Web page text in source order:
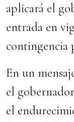
aplicará el
entrada en
contingencia
En un
el
el